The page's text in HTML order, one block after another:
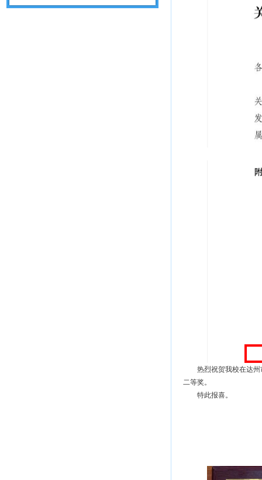
热烈祝贺我校在达
二等奖。
特此报喜。